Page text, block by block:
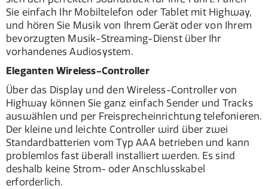
Sie einfach Ihr Mobiltelefon oder Tablet mit Highway,
und hören Sie Musik von Ihrem Gerät oder von Ihrem
bevorzugten Musik-Streaming-Dienst über Ihr
vorhandenes Audiosystem.
Eleganten Wireless-Controller
Über das Display und den Wireless-Controller von
Highway können Sie ganz einfach Sender und Tracks
auswählen und per Freisprecheinrichtung telefonieren.
Der kleine und leichte Controller wird über zwei
Standardbatterien vom Typ AAA betrieben und kann
problemlos fast überall installiert werden. Es sind
deshalb keine Strom- oder Anschlusskabel
erforderlich.